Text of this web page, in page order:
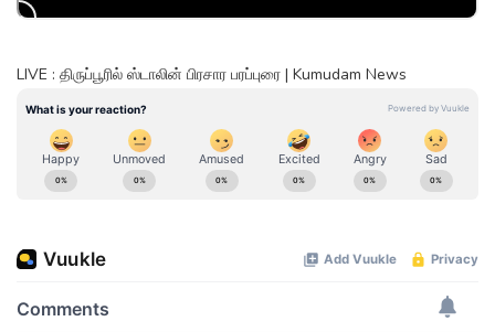
LIVE : திருப்பூரில் ஸ்டாலின் பிரசார பரப்புரை | Kumudam News